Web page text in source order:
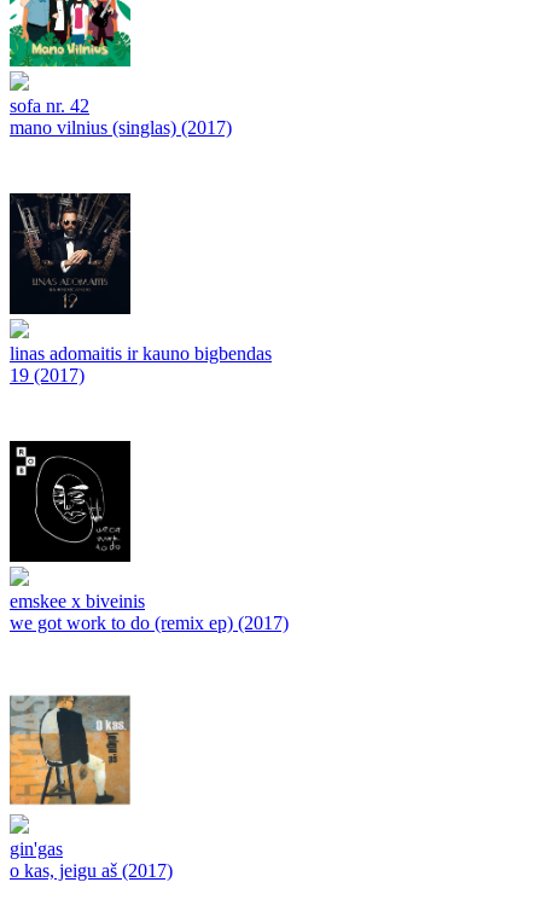
sofa nr. 42
mano vilnius (singlas) (2017)
linas adomaitis ir kauno bigbendas
19 (2017)
emskee x biveinis
we got work to do (remix ep) (2017)
gin'gas
o kas, jeigu aš (2017)